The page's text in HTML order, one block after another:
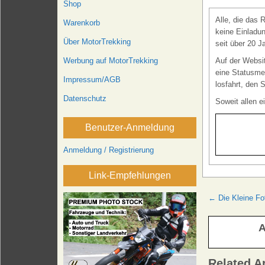
Alle, die das
keine
seit über 20
Auf der
eine
losfahrt, den
Soweit allen
← Die Kleine
Shop
Warenkorb
Über MotorTrekking
Werbung auf MotorTrekking
Impressum/AGB
Datenschutz
Benutzer-Anmeldung
Anmeldung / Registrierung
Link-Empfehlungen